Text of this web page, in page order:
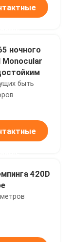
ночного
Monocular
быть
420D